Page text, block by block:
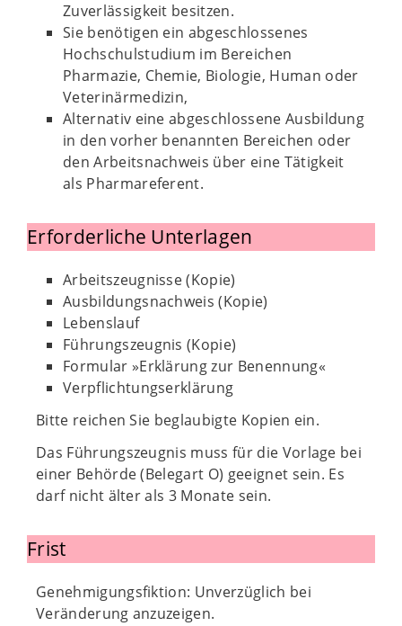
Zuverlässigkeit besitzen.
Sie benötigen ein abgeschlossenes
Hochschulstudium im Bereichen
Pharmazie, Chemie, Biologie, Human oder
Veterinärmedizin,
Alternativ eine abgeschlossene Ausbildung
in den vorher benannten Bereichen oder
den Arbeitsnachweis über eine Tätigkeit
als Pharmareferent.
Erforderliche Unterlagen
Arbeitszeugnisse (Kopie)
Ausbildungsnachweis (Kopie)
Lebenslauf
Führungszeugnis (Kopie)
Formular »Erklärung zur Benennung«
Verpflichtungserklärung
Bitte reichen Sie beglaubigte Kopien ein.
Das Führungszeugnis muss für die Vorlage bei
einer Behörde (Belegart O) geeignet sein. Es
darf nicht älter als 3 Monate sein.
Frist
Genehmigungsfiktion: Unverzüglich bei
Veränderung anzuzeigen.